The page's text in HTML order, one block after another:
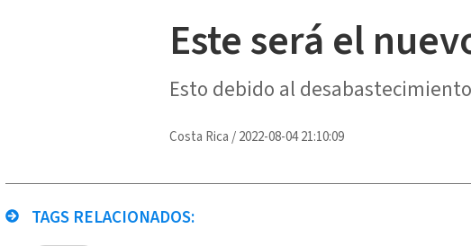
Este será el
Esto debido al desabastecimiento
Costa Rica /2022-08-04 21:10:09
TAGS RELACIONADOS: